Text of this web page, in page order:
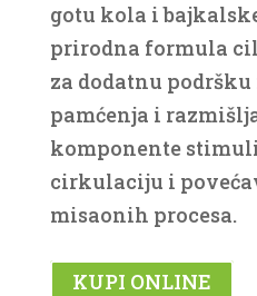
gotu kola i
prirodna formula
za dodatnu
pamćenja i
komponente
cirkulaciju i
misaonih procesa.
KUPI ONLINE